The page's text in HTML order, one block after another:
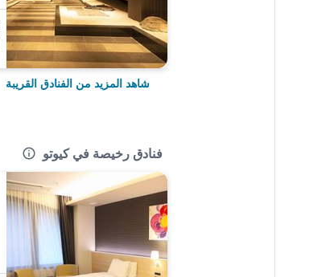
شاهد المزيد من الفنادق القريبة
فنادق رخيصة في كيوتو